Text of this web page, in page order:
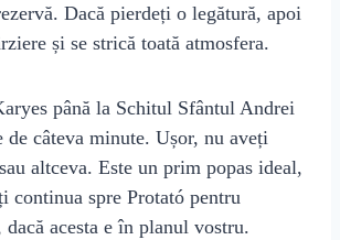
Dacă pierdeți o legătură, apoi
și se strică toată atmosfera.
până la Schitul Sfântul Andrei
de câteva minute. Ușor, nu aveți
altceva. Este un prim popas ideal,
continua spre Protató pentru
acesta e în planul vostru.